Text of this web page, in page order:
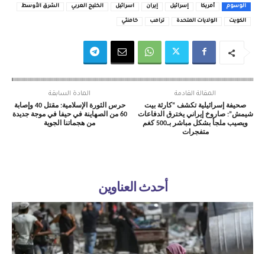
الوسوم أمريكا إسرائيل إيران اسرائيل الخليج العربي الشرق الأوسط
الكويت الولايات المتحدة ترامب خامنئي
المادة السابقة
حرس الثورة الإسلامية: مقتل 40 وإصابة
60 من الصهاينة في حيفا في موجة جديدة
من هجماتنا الجوية
المقالة القادمة
صحيفة إسرائيلية تكشف “كارثة بيت
شيمش”: صاروخ إيراني يخترق الدفاعات
ويصيب ملجأ بشكل مباشر بـ500 كغم
متفجرات
أحدث العناوين